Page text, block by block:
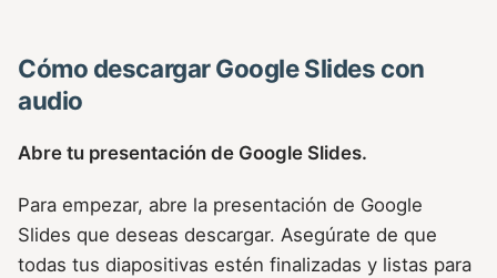
Cómo descargar Google Slides con
audio
Abre tu presentación de Google Slides.
Para empezar, abre la presentación de Google
Slides que deseas descargar. Asegúrate de que
todas tus diapositivas estén finalizadas y listas para